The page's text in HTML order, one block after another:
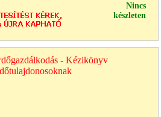
Nincs
készleten
- Kézikönyv